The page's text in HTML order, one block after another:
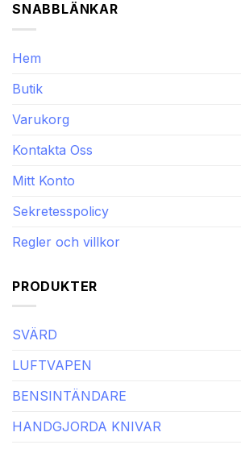
SNABBLÄNKAR
Hem
Butik
Varukorg
Kontakta Oss
Mitt Konto
Sekretesspolicy
Regler och villkor
PRODUKTER
SVÄRD
LUFTVAPEN
BENSINTÄNDARE
HANDGJORDA KNIVAR